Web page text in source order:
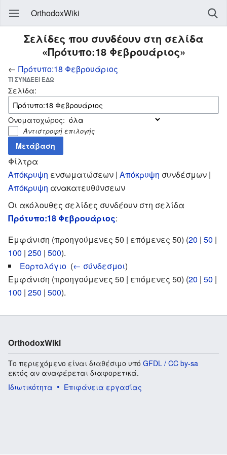
OrthodoxWiki
Σελίδες που συνδέουν στη σελίδα
«Πρότυπο:18 Φεβρουάριος»
← Πρότυπο:18 Φεβρουάριος
ΤΙ ΣΥΝΔΈΕΙ ΕΔΏ
Σελίδα:
Ονοματοχώρος:
Αντιστροφή επιλογής
Φίλτρα
Απόκρυψη ενσωματώσεων | Απόκρυψη συνδέσμων |
Απόκρυψη ανακατευθύνσεων
Οι ακόλουθες σελίδες συνδέουν στη σελίδα
Πρότυπο:18 Φεβρουάριος:
Εμφάνιση (προηγούμενες 50 | επόμενες 50) (20 | 50 |
100 | 250 | 500).
Εορτολόγιο (← σύνδεσμοι)
Εμφάνιση (προηγούμενες 50 | επόμενες 50) (20 | 50 |
100 | 250 | 500).
OrthodoxWiki
Το περιεχόμενο είναι διαθέσιμο υπό GFDL / CC by-sa
εκτός αν αναφέρεται διαφορετικά.
Ιδιωτικότητα
Επιφάνεια εργασίας